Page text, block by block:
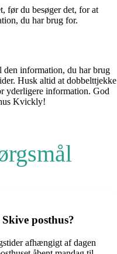
før du besøger det, for at
du har brug for.
den information, du har brug
Husk altid at dobbelttjekke
yderligere information. God
Kvickly!
posthus?
afhængigt af dagen